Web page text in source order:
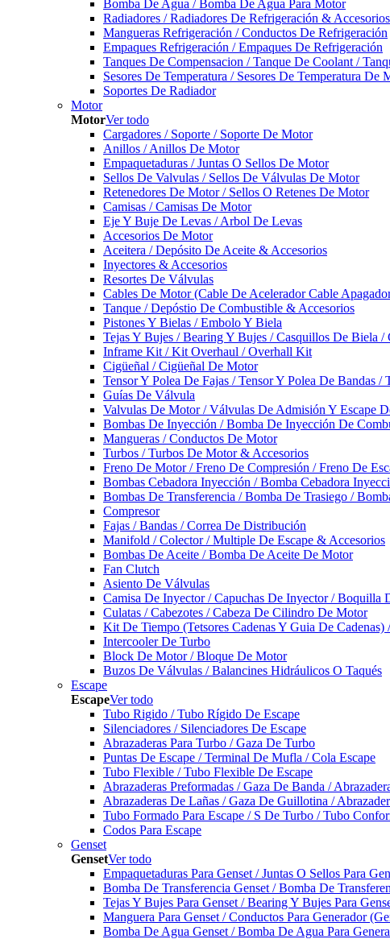
Bomba De Agua / Bomba De Agua Para Motor
Radiadores / Radiadores De Refrigeración & Accesorios
Mangueras Refrigeración / Conductos De Refrigeración
Empaques Refrigeración / Empaques De Refrigeración
Tanques De Compensacion / Tanque De Coolant /
Sesores De Temperatura / Sesores De Temperatura De
Soportes De Radiador
Motor
MotorVer todo
Cargadores / Soporte / Soporte De Motor
Anillos / Anillos De Motor
Empaquetaduras / Juntas O Sellos De Motor
Sellos De Valvulas / Sellos De Válvulas De Motor
Retenedores De Motor / Sellos O Retenes De Motor
Camisas / Camisas De Motor
Eje Y Buje De Levas / Arbol De Levas
Accesorios De Motor
Aceitera / Depósito De Aceite & Accesorios
Inyectores & Accesorios
Resortes De Válvulas
Cables De Motor (Cable De Acelerador Cable
Tanque / Depóstio De Combustible & Accesorios
Pistones Y Bielas / Embolo Y Biela
Tejas Y Bujes / Bearing Y Bujes / Casquillos De Biela /
Inframe Kit / Kit Overhaul / Overhall Kit
Cigüeñal / Cigüeñal De Motor
Tensor Y Polea De Fajas / Tensor Y Polea De Bandas /
Guías De Válvula
Valvulas De Motor / Válvulas De Admisión Y Escape
Bombas De Inyección / Bomba De Inyección De
Mangueras / Conductos De Motor
Turbos / Turbos De Motor & Accesorios
Freno De Motor / Freno De Compresión / Freno De
Bombas Cebadora Inyección / Bomba Cebadora
Bombas De Transferencia / Bomba De Trasiego /
Compresor
Fajas / Bandas / Correa De Distribución
Manifold / Colector / Multiple De Escape & Accesorios
Bombas De Aceite / Bomba De Aceite De Motor
Fan Clutch
Asiento De Válvulas
Camisa De Inyector / Capuchas De Inyector / Boquilla
Culatas / Cabezotes / Cabeza De Cilindro De Motor
Kit De Tiempo (Tetsores Cadenas Y Guia De
Intercooler De Turbo
Block De Motor / Bloque De Motor
Buzos De Válvulas / Balancines Hidráulicos O Taqués
Escape
EscapeVer todo
Tubo Rigido / Tubo Rígido De Escape
Silenciadores / Silenciadores De Escape
Abrazaderas Para Turbo / Gaza De Turbo
Puntas De Escape / Terminal De Mufla / Cola Escape
Tubo Flexible / Tubo Flexible De Escape
Abrazaderas Preformadas / Gaza De Banda /
Abrazaderas De Lañas / Gaza De Guillotina /
Tubo Formado Para Escape / S De Turbo / Tubo
Codos Para Escape
Genset
GensetVer todo
Empaquetaduras Para Genset / Juntas O Sellos Para
Bomba De Transferencia Genset / Bomba De
Tejas Y Bujes Para Genset / Bearing Y Bujes Para
Manguera Para Genset / Conductos Para Generador
Bomba De Agua Genset / Bomba De Agua Para